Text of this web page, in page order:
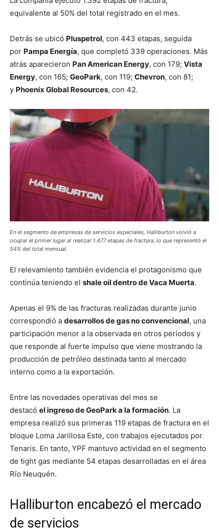
equivalente al 50% del total registrado en el mes.
Detrás se ubicó Pluspetrol, con 443 etapas, seguida
por Pampa Energía, que completó 339 operaciones. Más
atrás aparecieron Pan American Energy, con 179; Vista
Energy, con 165; GeoPark, con 119; Chevron, con 81;
y Phoenix Global Resources, con 42.
En el segmento de empresas de servicios especiales, Halliburton volvió a
ocupar el primer lugar al realizar 1.477 etapas de fractura, lo que representó el
54% del total mensual.
El relevamiento también evidencia el protagonismo que
continúa teniendo el shale oil dentro de Vaca Muerta.
Apenas el 9% de las fracturas realizadas durante junio
correspondió a desarrollos de gas no convencional, una
participación menor a la observada en otros períodos y
que responde al fuerte impulso que viene mostrando la
producción de petróleo destinada tanto al mercado
interno como a la exportación.
Entre las novedades operativas del mes se
destacó el ingreso de GeoPark a la formación. La
empresa realizó sus primeras 119 etapas de fractura en el
bloque Loma Jarillosa Este, con trabajos ejecutados por
Tenaris. En tanto, YPF mantuvo actividad en el segmento
de tight gas mediante 54 etapas desarrolladas en el área
Río Neuquén.
Halliburton encabezó el mercado
de servicios